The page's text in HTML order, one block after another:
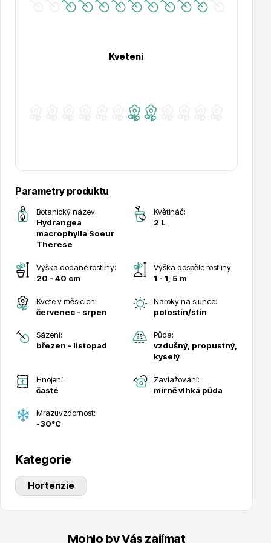
Růže KORDES
Drobná ovoce
Substráty, hnojiva, kůra
Kvetení
Parametry produktu
Botanický název:
Hydrangea
macrophylla Soeur
Therese
Květináč:
2 L
Výška dodané rostliny:
20 - 40 cm
Výška dospělé rostliny:
1 - 1, 5 m
Kvete v měsících:
červenec - srpen
Nároky na slunce:
polostín/stín
Sázení:
březen - listopad
Půda:
vzdušný, propustný,
kyselý
Hnojení:
časté
Zavlažování:
mírně vlhká půda
Mrazuvzdornost:
-30°C
Kategorie
Hortenzie
Mohlo by Vás zajímat